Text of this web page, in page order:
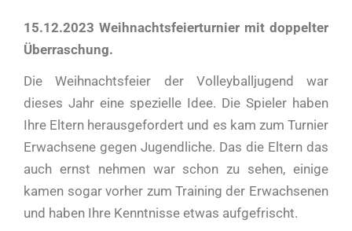
15.12.2023 Weihnachtsfeierturnier mit doppelter
Überraschung.
Die Weihnachtsfeier der Volleyballjugend war
dieses Jahr eine spezielle Idee. Die Spieler haben
Ihre Eltern herausgefordert und es kam zum Turnier
Erwachsene gegen Jugendliche. Das die Eltern das
auch ernst nehmen war schon zu sehen, einige
kamen sogar vorher zum Training der Erwachsenen
und haben Ihre Kenntnisse etwas aufgefrischt.